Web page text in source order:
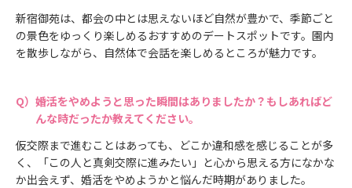
新宿御苑は、都会の中とは思えないほど自然が豊かで、季節ごと
の景色をゆっくり楽しめるおすすめのデートスポットです。園内
を散歩しながら、自然体で会話を楽しめるところが魅力です。
婚活をやめようと思った瞬間はありましたか？もしあればど
んな時だったか教えてください。
仮交際まで進むことはあっても、どこか違和感を感じることが多
く、「この人と真剣交際に進みたい」と心から思える方になかな
か出会えず、婚活をやめようかと悩んだ時期がありました。